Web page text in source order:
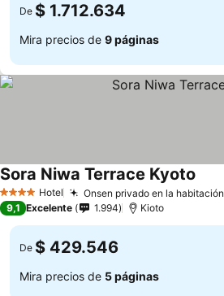
De $ 1.712.634
Mira precios de 9 páginas
4 EstrellasHotel Onsen privado en la habitación
Sora Niwa Terrace Kyoto
9,1 Excelente 1.994 Kioto
De $ 429.546
Mira precios de 5 páginas